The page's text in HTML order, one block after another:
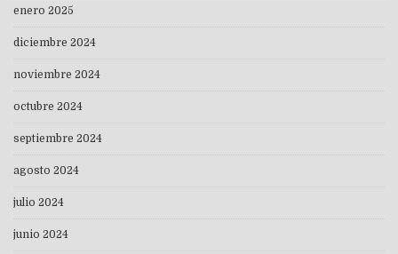
enero 2025
diciembre 2024
noviembre 2024
octubre 2024
septiembre 2024
agosto 2024
julio 2024
junio 2024